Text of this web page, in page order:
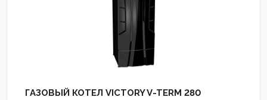
ГАЗОВЫЙ КОТЕЛ VICTORY V-TERM 280